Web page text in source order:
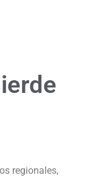
regionales,